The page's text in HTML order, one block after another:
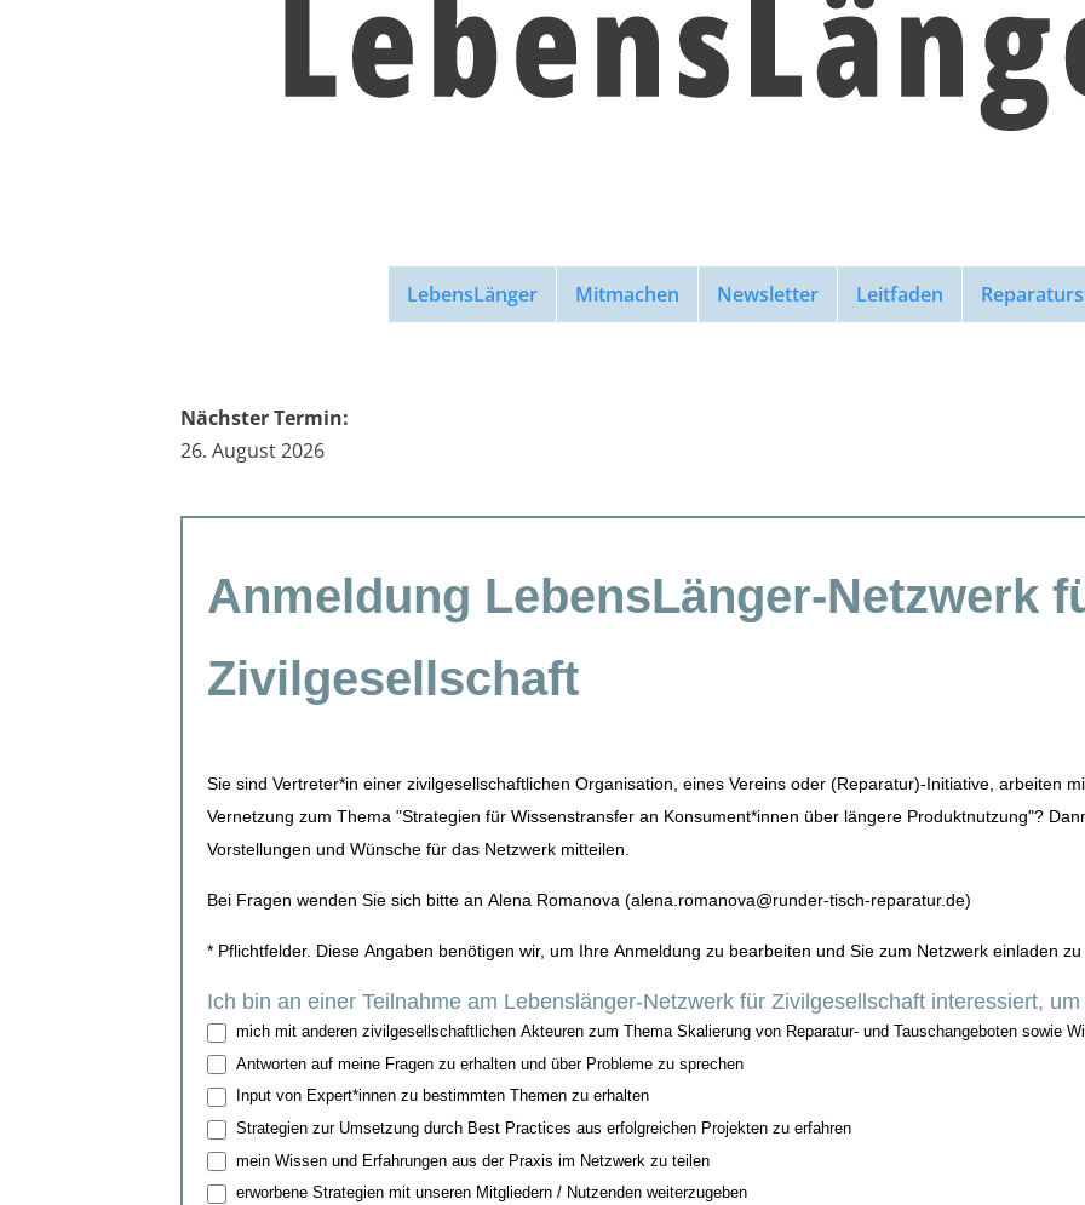
LebensLänger Mitmachen Newsletter Leitfaden
Nächster Termin:
26. August 2026
LebensLänger-
Zivilgesellschaft
Anmeldung LebensLänger-Netzwerk
Zivilgesellschaft
Sie sind Vertreter*in einer zivilgesellschaftlichen Organisation, eines Vereins oder (Reparatur)-Initiative, arbeiten
Vernetzung zum Thema "Strategien für Wissenstransfer an Konsument*innen über längere Produktnutzung"?
Vorstellungen und Wünsche für das Netzwerk mitteilen.
Bei Fragen wenden Sie sich bitte an Alena Romanova (alena.romanova@runder-tisch-reparatur.de)
* Pflichtfelder. Diese Angaben benötigen wir, um Ihre Anmeldung zu bearbeiten und Sie zum Netzwerk einladen
Ich bin an einer Teilnahme am Lebenslänger-Netzwerk für Zivilgesellschaft interessiert,
mich mit anderen zivilgesellschaftlichen Akteuren zum Thema Skalierung von Reparatur- und Tauschangeboten sowie
Antworten auf meine Fragen zu erhalten und über Probleme zu sprechen
Input von Expert*innen zu bestimmten Themen zu erhalten
Strategien zur Umsetzung durch Best Practices aus erfolgreichen Projekten zu erfahren
mein Wissen und Erfahrungen aus der Praxis im Netzwerk zu teilen
erworbene Strategien mit unseren Mitgliedern / Nutzenden weiterzugeben